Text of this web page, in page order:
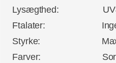
Lysægthed:
Ftalater:
Styrke: Max.
Farver: Sort,